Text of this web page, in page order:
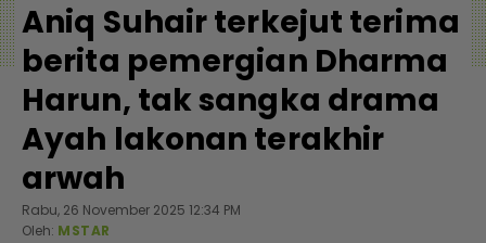
Aniq Suhair terkejut terima
berita pemergian Dharma
Harun, tak sangka drama
Ayah lakonan terakhir
arwah
Rabu, 26 November 2025 12:34 PM
Oleh: MSTAR